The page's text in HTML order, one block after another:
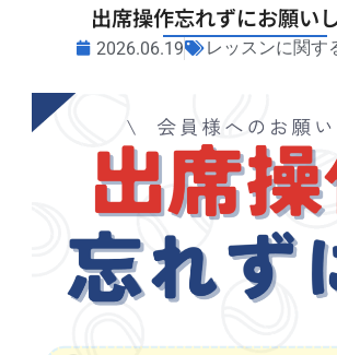
出席操作忘れずにお願いし
2026.06.19 レッスンに関す